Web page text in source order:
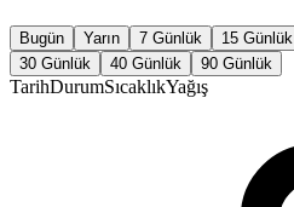
Bugün Yarın 7 Günlük 15 Günlük
30 Günlük
40 Günlük 90 Günlük
TarihDurumSıcaklıkYağış